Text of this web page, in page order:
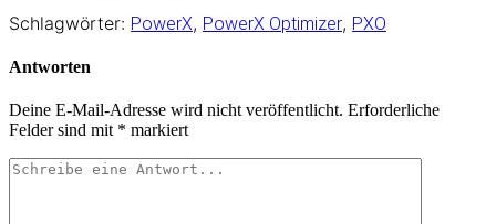
Schlagwörter: PowerX, PowerX Optimizer, PXO
Antworten
Deine E-Mail-Adresse wird nicht veröffentlicht. Erforderliche
Felder sind mit * markiert